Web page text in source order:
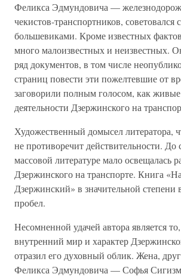
Феликса Эдмундовича —
чекистов-транспортников, советовался
большевиками. Кроме известных
много малоизвестных и неизвестных.
ряд документов, в том числе
страниц повести эти пожелтевшие от
заговорили полным голосом, как живые
деятельности Дзержинского на
Художественный домысел литератора,
не противоречит действительности. До
массовой литературе мало освещалась
Дзержинского на транспорте. Книга
Дзержинский» в значительной степени
пробел.
Несомненной удачей автора является
внутренний мир и характер
отразил его духовный облик. Жена,
Феликса Эдмундовича — Софья